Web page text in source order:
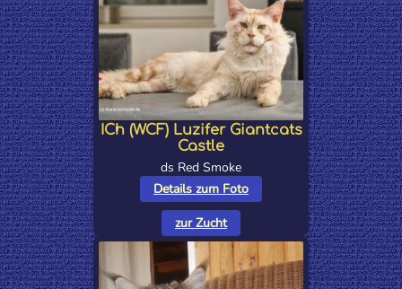
ICh (WCF) Luzifer Giantcats
Castle
ds Red Smoke
Details zum Foto
zur Zucht